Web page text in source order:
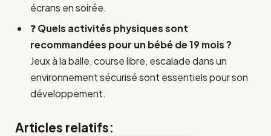
écrans en soirée.
❓Quels activités physiques sont
recommandées pour un bébé de 19 mois ?
Jeux à la balle, course libre, escalade dans un
environnement sécurisé sont essentiels pour son
développement.
Articles relatifs: